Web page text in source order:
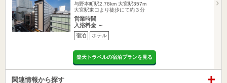
与野本町駅2.78km 大宮駅357m
大宮駅東口より徒歩にて約３分
営業時間
入浴料金 ～
宿泊 ホテル
楽天トラベルの宿泊プランを見る
関連情報から探す